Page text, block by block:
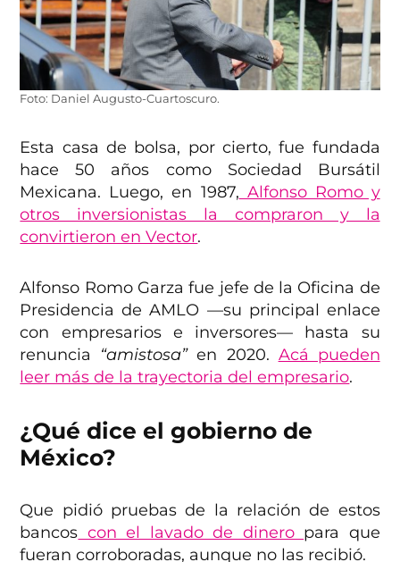
Foto: Daniel Augusto-Cuartoscuro.
Esta casa de bolsa, por cierto, fue fundada
hace 50 años como Sociedad Bursátil
Mexicana. Luego, en 1987, Alfonso Romo y
otros inversionistas la compraron y la
convirtieron en Vector.
Alfonso Romo Garza fue jefe de la Oficina de
Presidencia de AMLO —su principal enlace
con empresarios e inversores— hasta su
renuncia “amistosa”en 2020. Acá pueden
leer más de la trayectoria del empresario.
¿Qué dice el gobierno de
México?
Que pidió pruebas de la relación de estos
bancos con el lavado de dinero para que
fueran corroboradas, aunque no las recibió.